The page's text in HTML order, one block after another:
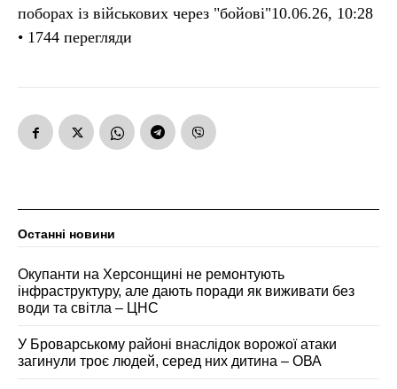
поборах із військових через "бойові"10.06.26, 10:28
• 1744 перегляди
Останні новини
Окупанти на Херсонщині не ремонтують
інфраструктуру, але дають поради як виживати без
води та світла – ЦНС
У Броварському районі внаслідок ворожої атаки
загинули троє людей, серед них дитина – ОВА